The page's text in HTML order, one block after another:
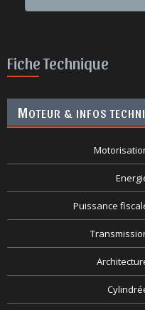
Fiche Technique
MOTEUR & INFOS
Puissance